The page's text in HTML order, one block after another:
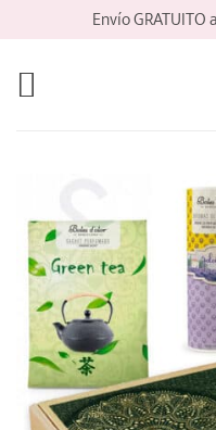
contenido
Envío